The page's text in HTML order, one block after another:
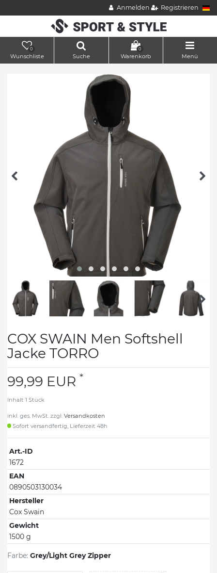
Anmelden Registrieren
0
Wunschliste Suche
0
Warenkorb Menü
COX SWAIN Men Softshell
Jacke TORRO
99,99 EUR *
Inhalt 1 Stück
inkl. ges. MwSt. zzgl. Versandkosten
Sofort versandfertig, Lieferzeit 48h
Art.-ID
1672
EAN
0890503130034
Hersteller
Cox Swain
Gewicht
1500 g
Farbe: Grey/Light Grey Zipper